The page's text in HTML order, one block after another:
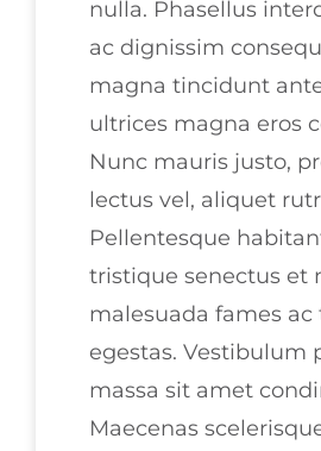
nulla. Phasellus
ac dignissim
magna tincidunt
ultrices magna eros
Nunc mauris justo,
lectus vel, aliquet
Pellentesque
tristique senectus et
malesuada fames ac
egestas. Vestibulum
massa sit amet
Maecenas